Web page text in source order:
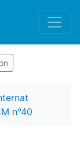
n°40